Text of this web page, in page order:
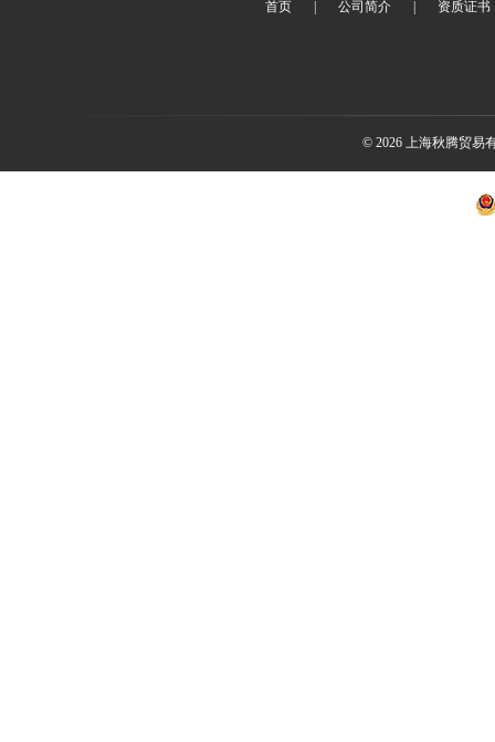
首页 公司简介 资质证书
© 2026 上海秋腾贸易